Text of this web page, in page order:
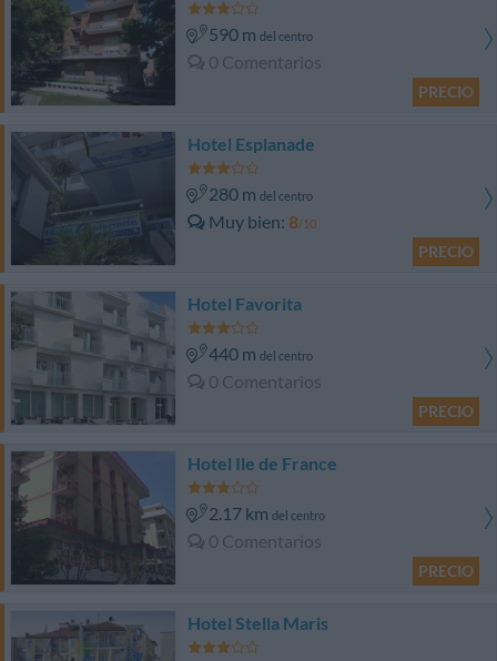
590 m del centro
0 Comentarios
PRECIO
Hotel Esplanade
280 m del centro
Muy bien 8/10
PRECIO
Hotel Favorita
440 m del centro
0 Comentarios
PRECIO
Hotel Ile de France
2.17 km del centro
0 Comentarios
PRECIO
Hotel Stella Maris